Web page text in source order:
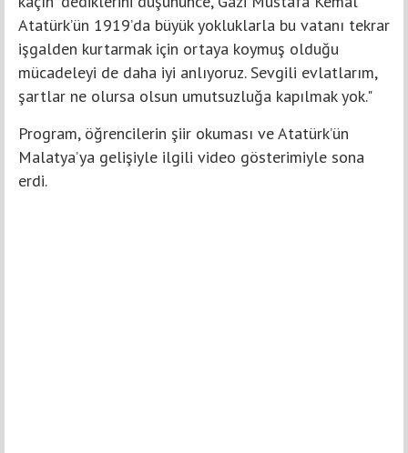
Atatürk’ün 1919’da büyük yokluklarla bu vatanı tekrar
işgalden kurtarmak için ortaya koymuş olduğu
mücadeleyi de daha iyi anlıyoruz. Sevgili evlatlarım,
şartlar ne olursa olsun umutsuzluğa kapılmak yok."
Program, öğrencilerin şiir okuması ve Atatürk’ün
Malatya’ya gelişiyle ilgili video gösterimiyle sona
erdi.